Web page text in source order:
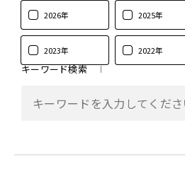
2026年 2025年
2023年 2022年
キーワード検索